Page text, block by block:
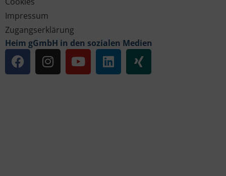
Impressum
Zugangserklärung
Heim gGmbH in den sozialen Medien